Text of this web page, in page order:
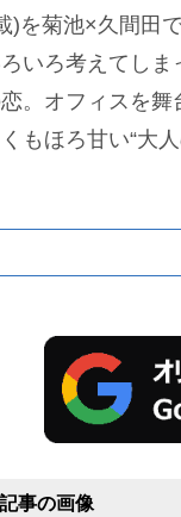
)を菊池×久間田
いろ考えてし
。オフィスを
もほろ甘い“大
事の画像